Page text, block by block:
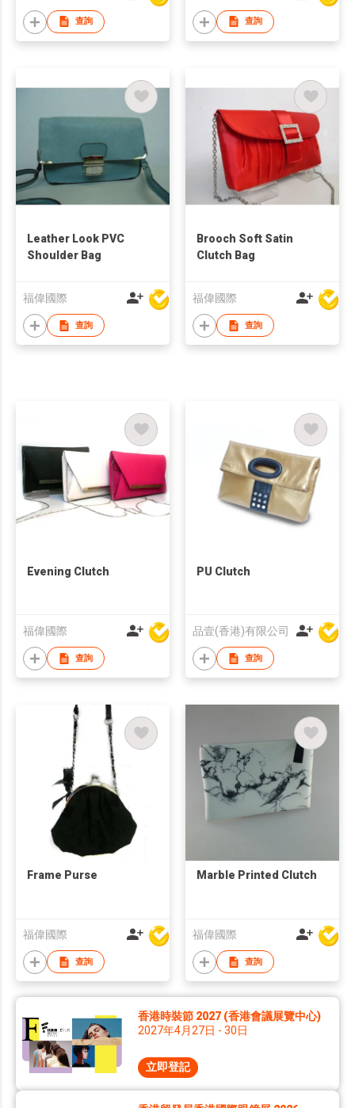
查詢 查詢
Leather Look PVC
Shoulder Bag
福偉國際
查詢
Brooch Soft Satin
Clutch Bag
福偉國際
查詢
Evening Clutch
福偉國際
查詢
PU Clutch
品壹(香港)有限公司
查詢
Frame Purse
福偉國際
查詢
Marble Printed Clutch
福偉國際
查詢
香港時裝節 2027 (香港會議展覽中心)
2027年4月27日 - 30日
立即登記